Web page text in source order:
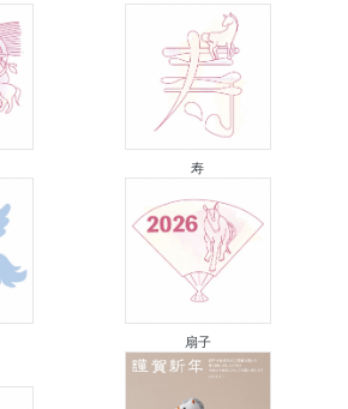
寿
扇子